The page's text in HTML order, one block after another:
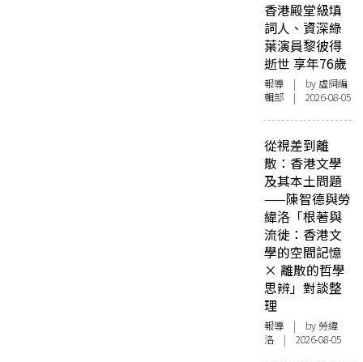
香港殿堂級填
詞人、資深綠
葉演員黎彼得
逝世 享年76歲
報導 | by 虛詞編
輯部 | 2026-08-05
從視差到離
散：香港文學
及其本土問題
——陳智德與勞
緯洛「根著與
流徙：香港文
學的空間記憶
× 離散的哲學
思辨」對談整
理
報導 | by 勞緯
洛 | 2026-08-05